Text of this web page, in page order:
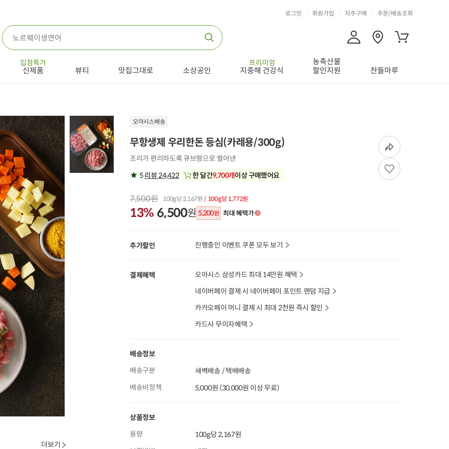
로그인 회원가입 자주구매 주문/배송조회
입점특가
신제품 뷰티 맛집그대로 소상공인
프리미엄
지중해 건강식
농축산물
할인지원
찬들마루
더보기
오아시스배송
무항생제 우리한돈 등심(카레용/300g)
조리가 편리하도록 큐브형으로 썰어낸
5리뷰 24,422 한 달간9,700개이상 구매했어요
7,500원 100g당 2,167원 / 100g당 1,772원
13% 6,500원 5,200원 최대 혜택가
추가할인 진행중인 이벤트 쿠폰 모두 보기
결제혜택
오아시스 삼성카드 최대 14만원 혜택
네이버페이 결제 시 네이버페이 포인트 랜덤 지급
카카오페이 머니 결제 시 최대 2천원 즉시 할인
카드사 무이자혜택
배송정보
배송구분
새벽배송 / 택배배송
배송비정책
5,000원 (30,000원 이상 무료)
상품정보
용량
100g당 2,167원